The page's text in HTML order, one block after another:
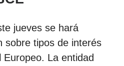
jueves se hará
sobre tipos de interés
Europeo. La entidad